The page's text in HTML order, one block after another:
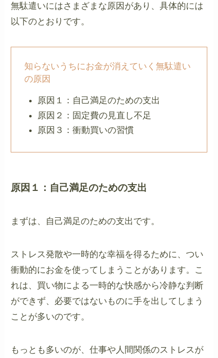
無駄遣いにはさまざまな原因があり、具体的には
以下のとおりです。
知らないうちにお金が消えていく無駄遣い
の原因
原因１：自己満足のための支出
原因２：固定費の見直し不足
原因３：衝動買いの習慣
原因１：自己満足のための支出
まずは、自己満足のための支出です。
ストレス発散や一時的な幸福を得るために、つい
衝動的にお金を使ってしまうことがあります。こ
れは、買い物による一時的な快感から冷静な判断
ができず、必要ではないものに手を出してしまう
ことが多いのです。
もっとも多いのが、仕事や人間関係のストレスが